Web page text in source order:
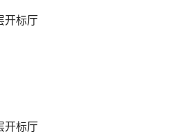
开标厅
开标厅